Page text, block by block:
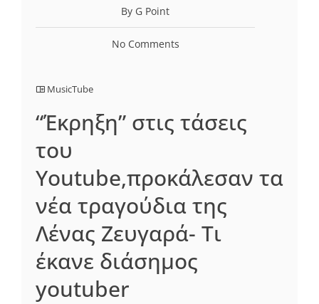
By G Point
No Comments
MusicTube
“Έκρηξη” στις τάσεις
του
Youtube,προκάλεσαν τα
νέα τραγούδια της
Λένας Ζευγαρά- Τι
έκανε διάσημος
youtuber